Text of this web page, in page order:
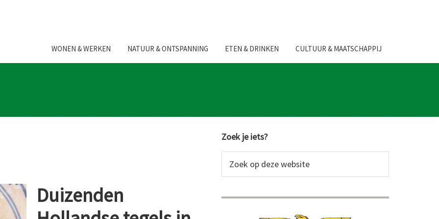
WONEN & WERKEN NATUUR & ONTSPANNING ETEN & DRINKEN CULTUUR & MAATSCHAPPIJ
Duizenden
Primaire
Sidebar
Zoek je iets?
op
website